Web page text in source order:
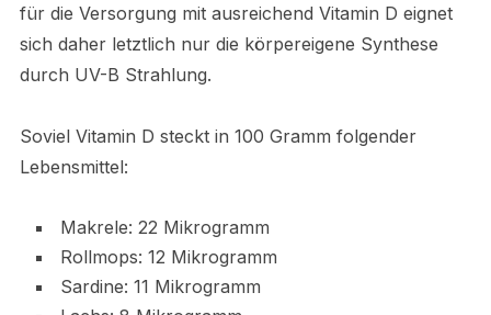
für die Versorgung mit ausreichend Vitamin D eignet
sich daher letztlich nur die körpereigene Synthese
durch UV-B Strahlung.
Soviel Vitamin D steckt in 100 Gramm folgender
Lebensmittel:
Makrele: 22 Mikrogramm
Rollmops: 12 Mikrogramm
Sardine: 11 Mikrogramm